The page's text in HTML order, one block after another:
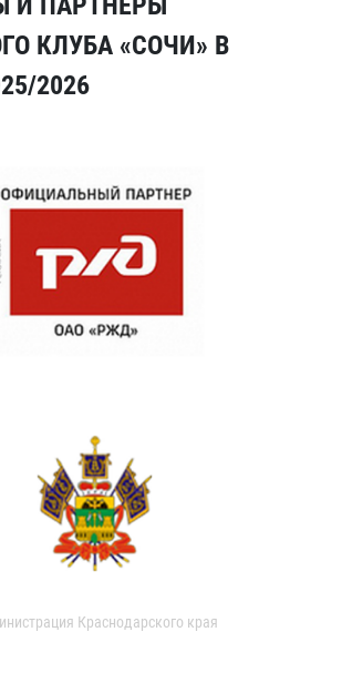
КЛУБА «СОЧИ» В
2026
Краснодарского края